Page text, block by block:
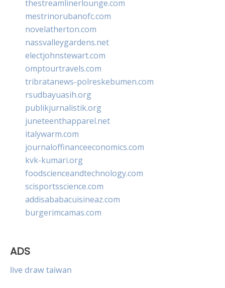
thestreamlinerlounge.com
mestrinorubanofc.com
novelatherton.com
nassvalleygardens.net
electjohnstewart.com
omptourtravels.com
tribratanews-polreskebumen.com
rsudbayuasih.org
publikjurnalistik.org
juneteenthapparel.net
italywarm.com
journaloffinanceeconomics.com
kvk-kumari.org
foodscienceandtechnology.com
scisportsscience.com
addisababacuisineaz.com
burgerimcamas.com
ADS
live draw taiwan